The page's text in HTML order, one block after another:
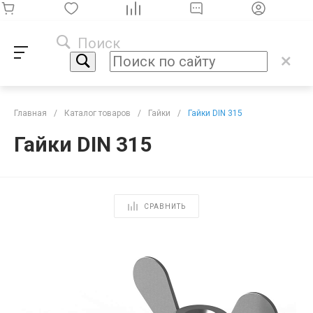
Поиск
Главная / Каталог товаров / Гайки / Гайки DIN 315
Гайки DIN 315
СРАВНИТЬ